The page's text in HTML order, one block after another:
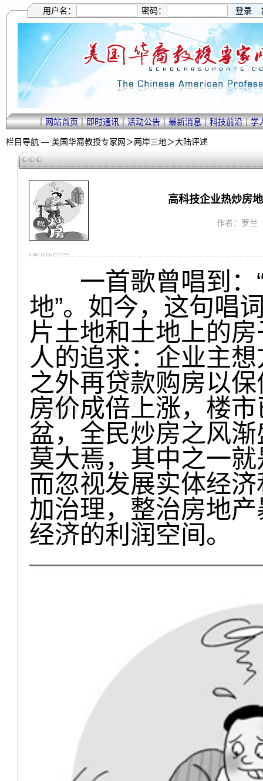
用户名： 密码：
｜网站首页｜即时通讯｜活动公告｜最新消息｜科技前沿｜学
栏目导航 — 美国华裔教授专家网＞两岸三地＞大陆评述
高科技企业热炒房
作者：罗兰
一首歌曾唱到：“
地”。如今，这句唱
片土地和土地上的
人的追求：企业主
之外再贷款购房以
房价成倍上涨，楼
盆，全民炒房之风
莫大焉，其中之一
而忽视发展实体经
加治理，整治房地
经济的利润空间。